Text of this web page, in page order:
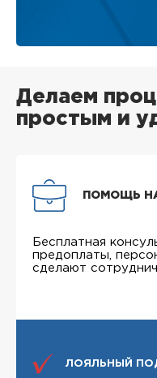
Делаем
простым и
ПОМОЩЬ
Бесплатная
предоплаты,
сделают
ЛОЯЛЬНЫЙ